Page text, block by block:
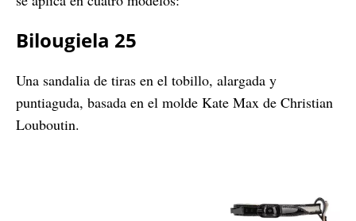
Bilougiela 25
Una sandalia de tiras en el tobillo, alargada y
puntiaguda, basada en el molde Kate Max de Christian
Louboutin.